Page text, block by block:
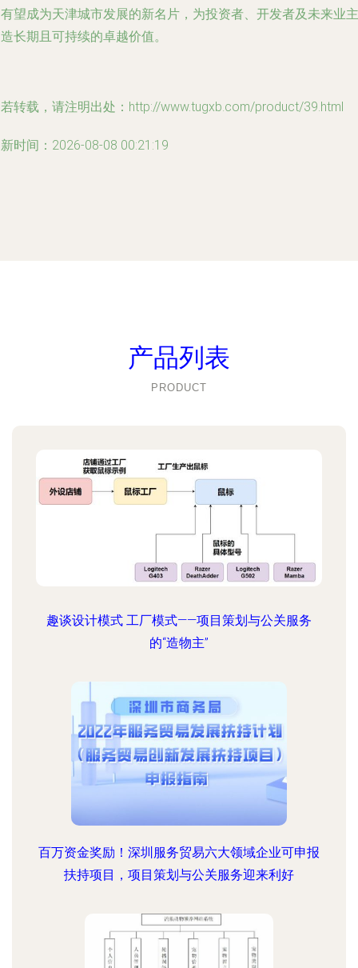
望成为天津城市发展的新名片，为投资者、开发者及未来业主
长期且可持续的卓越价值。
转载，请注明出处：http://www.tugxb.com/product/39.html
时间：2026-08-08 00:21:19
产品列表
PRODUCT
趣谈设计模式 工厂模式——项目策划与公关服务
的“造物主”
百万资金奖励！深圳服务贸易六大领域企业可申报
扶持项目，项目策划与公关服务迎来利好